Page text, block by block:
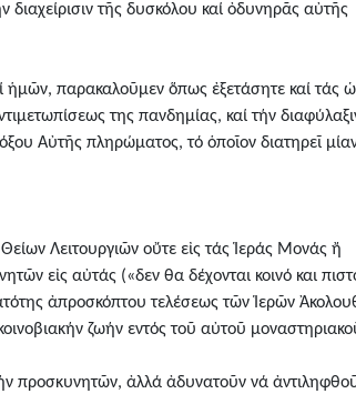
τῆς δυσκόλου καί ὀδυνηρᾶς αὐτῆς
ἡμῶν, παρακαλοῦμεν ὅπως ἐξετάσητε καί τάς
της πανδημίας, καί τήν
Αὐτῆς πληρώματος, τό ὁποῖον διατηρεῖ
Λειτουργιῶν οὔτε εἰς τάς Ἱεράς Μονάς ἤ
εἰς αὐτάς («δεν θα δέχονται κοινό και
ἀπροσκόπτου τελέσεως τῶν Ἱερῶν
ζωήν εντός τοῦ αὐτοῦ
προσκυνητῶν, ἀλλά ἀδυνατοῦν νά